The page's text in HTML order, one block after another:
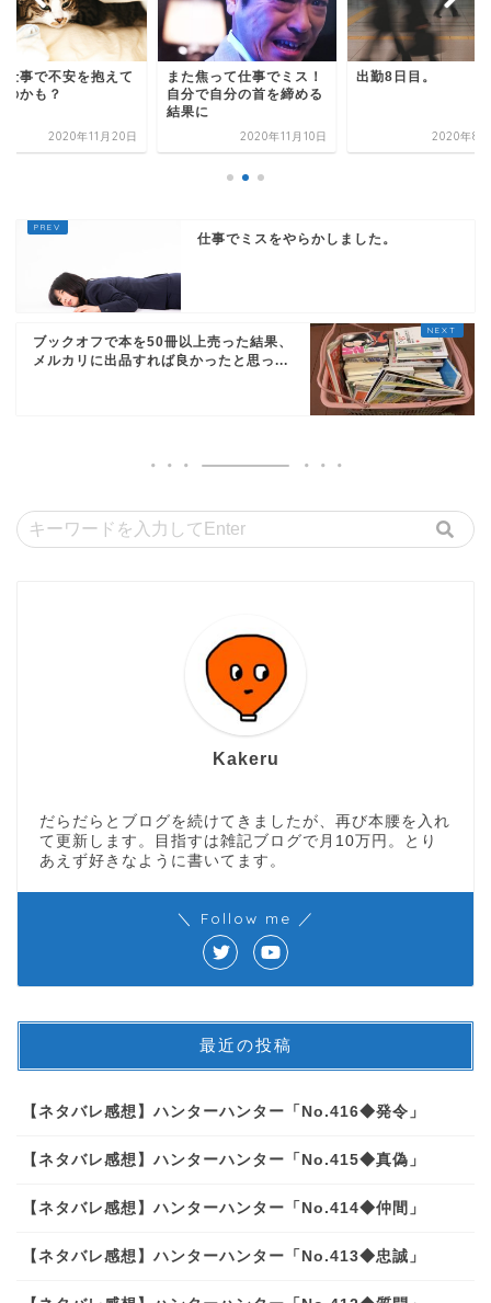
仕事で不安を抱えて
のかも？
2020年11月20日
また焦って仕事でミス！
自分で自分の首を締める
結果に
2020年11月10日
出勤8日目。
2020年8
仕事でミスをやらかしました。
ブックオフで本を50冊以上売った結果、
メルカリに出品すれば良かったと思っ...
Kakeru
だらだらとブログを続けてきましたが、再び本腰を入れ
て更新します。目指すは雑記ブログで月10万円。とり
あえず好きなように書いてます。
＼ Follow me ／
最近の投稿
【ネタバレ感想】ハンターハンター「No.416◆発令」
【ネタバレ感想】ハンターハンター「No.415◆真偽」
【ネタバレ感想】ハンターハンター「No.414◆仲間」
【ネタバレ感想】ハンターハンター「No.413◆忠誠」